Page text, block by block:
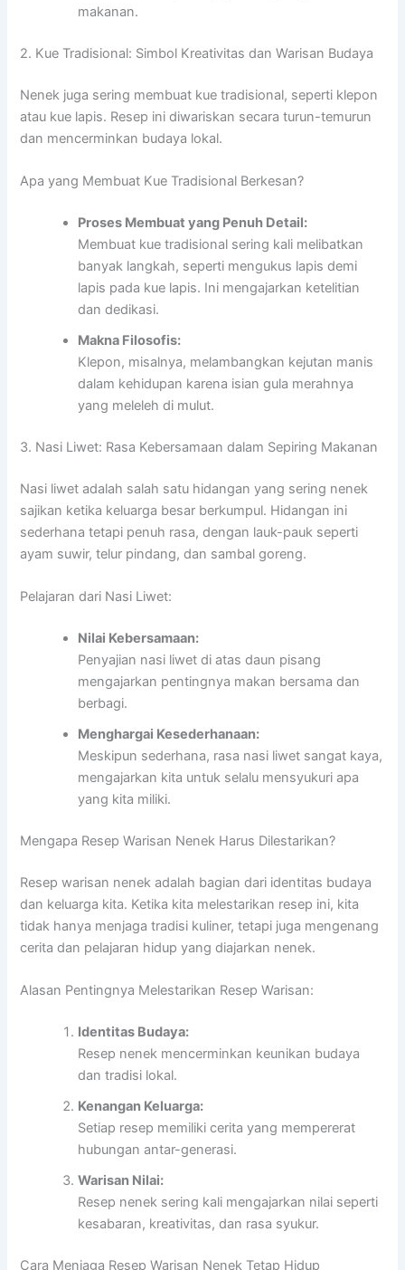
makanan.
2. Kue Tradisional: Simbol Kreativitas dan Warisan Budaya
Nenek juga sering membuat kue tradisional, seperti klepon
atau kue lapis. Resep ini diwariskan secara turun-temurun
dan mencerminkan budaya lokal.
Apa yang Membuat Kue Tradisional Berkesan?
Proses Membuat yang Penuh Detail:
Membuat kue tradisional sering kali melibatkan
banyak langkah, seperti mengukus lapis demi
lapis pada kue lapis. Ini mengajarkan ketelitian
dan dedikasi.
Makna Filosofis:
Klepon, misalnya, melambangkan kejutan manis
dalam kehidupan karena isian gula merahnya
yang meleleh di mulut.
3. Nasi Liwet: Rasa Kebersamaan dalam Sepiring Makanan
Nasi liwet adalah salah satu hidangan yang sering nenek
sajikan ketika keluarga besar berkumpul. Hidangan ini
sederhana tetapi penuh rasa, dengan lauk-pauk seperti
ayam suwir, telur pindang, dan sambal goreng.
Pelajaran dari Nasi Liwet:
Nilai Kebersamaan:
Penyajian nasi liwet di atas daun pisang
mengajarkan pentingnya makan bersama dan
berbagi.
Menghargai Kesederhanaan:
Meskipun sederhana, rasa nasi liwet sangat kaya,
mengajarkan kita untuk selalu mensyukuri apa
yang kita miliki.
Mengapa Resep Warisan Nenek Harus Dilestarikan?
Resep warisan nenek adalah bagian dari identitas budaya
dan keluarga kita. Ketika kita melestarikan resep ini, kita
tidak hanya menjaga tradisi kuliner, tetapi juga mengenang
cerita dan pelajaran hidup yang diajarkan nenek.
Alasan Pentingnya Melestarikan Resep Warisan:
Identitas Budaya:
Resep nenek mencerminkan keunikan budaya
dan tradisi lokal.
Kenangan Keluarga:
Setiap resep memiliki cerita yang mempererat
hubungan antar-generasi.
Warisan Nilai:
Resep nenek sering kali mengajarkan nilai seperti
kesabaran, kreativitas, dan rasa syukur.
Cara Menjaga Resep Warisan Nenek Tetap Hidup